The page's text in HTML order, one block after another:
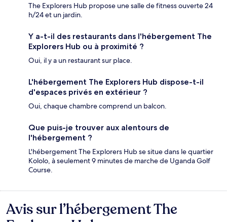
The Explorers Hub propose une salle de fitness ouverte 24
h/24 et un jardin.
Y a-t-il des restaurants dans l'hébergement The
Explorers Hub ou à proximité ?
Oui, il y a un restaurant sur place.
L'hébergement The Explorers Hub dispose-t-il
d'espaces privés en extérieur ?
Oui, chaque chambre comprend un balcon.
Que puis-je trouver aux alentours de
l'hébergement ?
L'hébergement The Explorers Hub se situe dans le quartier
Kololo, à seulement 9 minutes de marche de Uganda Golf
Course.
Avis
Avis sur l’hébergement The